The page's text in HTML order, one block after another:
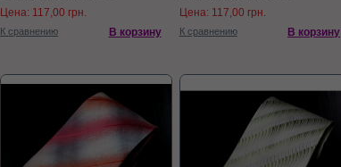
Цена: 117,00 грн.
К сравнению В корзину
Цена: 117,00 грн.
К сравнению В корзину